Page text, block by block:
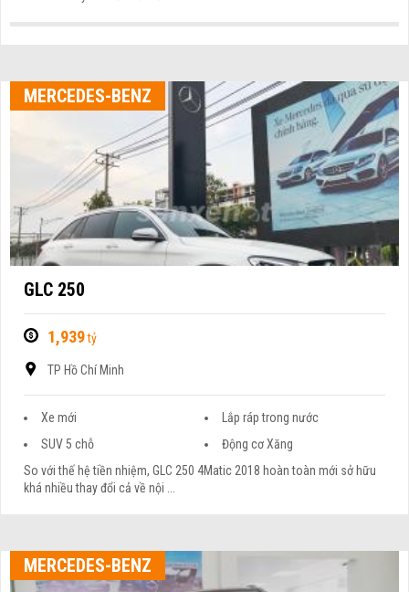
MERCEDES-BENZ
GLC 250
1,939tỷ
TP Hồ Chí Minh
Xe mới
Lắp ráp trong nước
SUV 5 chỗ
Động cơ Xăng
So với thế hệ tiền nhiệm, GLC 250 4Matic 2018 hoàn toàn mới sở hữu
khá nhiều thay đổi cả về nội ...
MERCEDES-BENZ